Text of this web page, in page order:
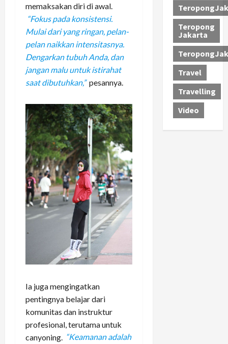
memaksakan diri di awal.
“Fokus pada konsistensi.
Mulai dari yang ringan, pelan-
pelan naikkan intensitasnya.
Dengarkan tubuh Anda, dan
jangan malu untuk istirahat
saat dibutuhkan,” pesannya.
Ia juga mengingatkan
pentingnya belajar dari
komunitas dan instruktur
profesional, terutama untuk
canyoning. “Keamanan adalah
Teropong
Jakarta
Travel
Travelling
Video